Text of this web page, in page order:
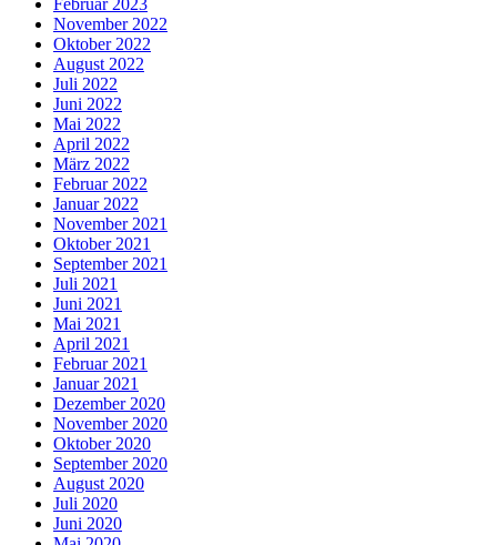
November 2022
Oktober 2022
August 2022
Juli 2022
Juni 2022
Mai 2022
April 2022
März 2022
Februar 2022
Januar 2022
November 2021
Oktober 2021
September 2021
Juli 2021
Juni 2021
Mai 2021
April 2021
Februar 2021
Januar 2021
Dezember 2020
November 2020
Oktober 2020
September 2020
August 2020
Juli 2020
Juni 2020